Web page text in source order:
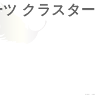
クラスター